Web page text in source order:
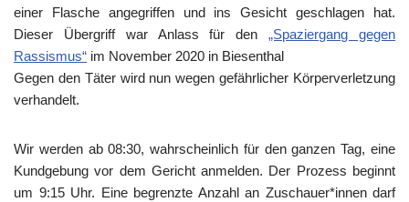
einer Flasche angegriffen und ins Gesicht geschlagen hat.
Dieser Übergriff war Anlass für den„Spaziergang gegen
Rassismus“ im November 2020 in Biesenthal
Gegen den Täter wird nun wegen gefährlicher Körperverletzung
verhandelt.
Wir werden ab 08:30, wahrscheinlich für den ganzen Tag, eine
Kundgebung vor dem Gericht anmelden. Der Prozess beginnt
um 9:15 Uhr. Eine begrenzte Anzahl an Zuschauer*innen darf